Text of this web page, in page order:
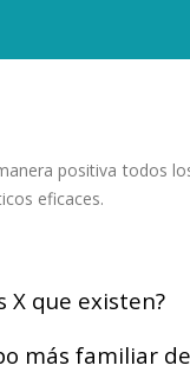
positiva todos
eficaces.
X que existen?
más familiar